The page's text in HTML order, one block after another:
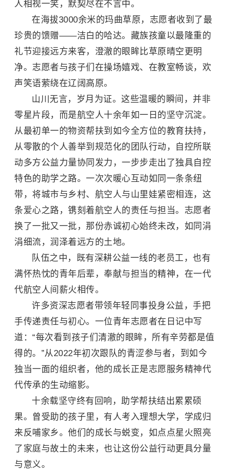
人相视一笑，默契尽在不言中。
在海拔3000余米的玛曲草原，志愿者收到了最
珍贵的馈赠——洁白的哈达。藏族孩童以最隆重的
礼节迎接远方来客，澄澈的眼眸比草原晴空更明
净。志愿者与孩子们在操场嬉戏、在教室畅谈，欢
声笑语萦绕在辽阔高原。
山川无言，岁月为证。这些温暖的瞬间，并非
零星片段，而是航空人十余年如一日的坚守沉淀。
从最初单一的物资帮扶到如今全方位的教育扶持，
从零散的个人善举到规范化的团队行动，自控所联
动多方公益力量协同发力，一步步走出了独具自控
特色的助学之路。一次次暖心互动如同一条条纽
带，将城市与乡村、航空人与山里娃紧密相连，这
条爱心之路，镌刻着航空人的责任与担当。志愿者
换了一批又一批，那份赤诚初心始终未改，如同涓
涓细流，润泽着远方的土地。
队伍之中，既有深耕公益一线的老员工，也有
满怀热忱的青年后辈，奉献与担当的精神，在一代
代航空人间薪火相传。
许多资深志愿者带领年轻同事投身公益，手把
手传递责任与初心。一位青年志愿者在日记中写
道：“每次看到孩子们清澈的眼眸，所有辛劳都是值
得的。”从2022年初次跟队的青涩参与者，到如今
独当一面的组织者，他的成长正是志愿服务精神代
代传承的生动缩影。
十余载坚守终有回响，助学帮扶结出累累硕
果。曾受助的孩子里，有人考入理想大学，学成归
来反哺家乡。他们的成长与蜕变，如点点星火照亮
了家庭与故土的未来，也让这份公益行动更具分量
与意义。